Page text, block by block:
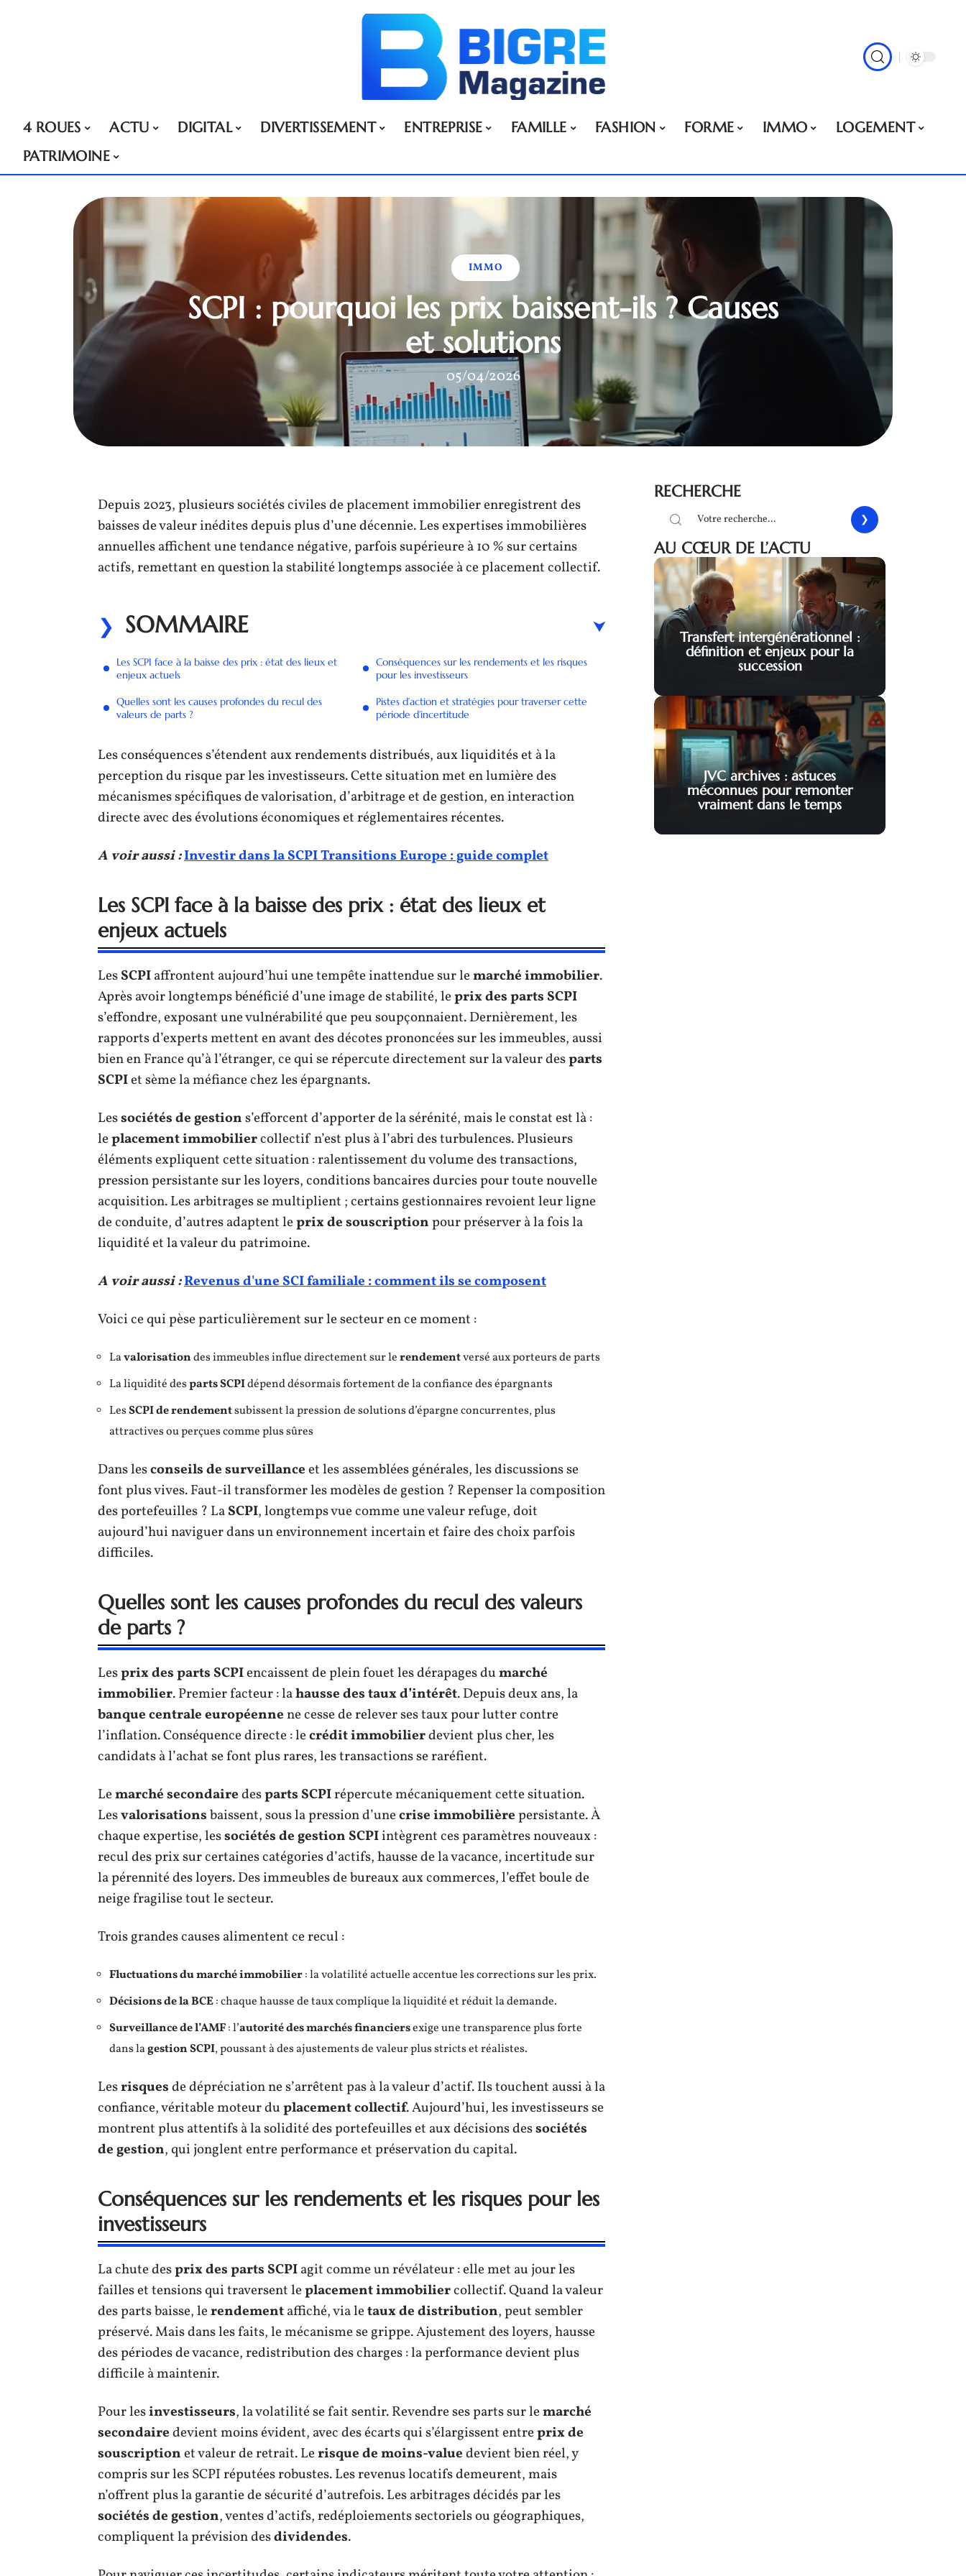
4 ROUES ACTU DIGITAL DIVERTISSEMENT ENTREPRISE FAMILLE FASHION FORME IMMO
LOGEMENT
PATRIMOINE
IMMO
SCPI : pourquoi les prix baissent-ils ? Causes
et solutions
05/04/2026
Depuis 2023, plusieurs sociétés civiles de placement immobilier enregistrent des
baisses de valeur inédites depuis plus d’une décennie. Les expertises immobilières
annuelles affichent une tendance négative, parfois supérieure à 10 % sur certains
actifs, remettant en question la stabilité longtemps associée à ce placement collectif.
SOMMAIRE
Les SCPI face à la baisse des prix : état des lieux et
enjeux actuels
Quelles sont les causes profondes du recul des
valeurs de parts ?
Conséquences sur les rendements et les risques
pour les investisseurs
Pistes d’action et stratégies pour traverser cette
période d’incertitude
Les conséquences s’étendent aux rendements distribués, aux liquidités et à la
perception du risque par les investisseurs. Cette situation met en lumière des
mécanismes spécifiques de valorisation, d’arbitrage et de gestion, en interaction
directe avec des évolutions économiques et réglementaires récentes.
A voir aussi :Investir dans la SCPI Transitions Europe : guide complet
Les SCPI face à la baisse des prix : état des lieux et
enjeux actuels
LesSCPIaffrontent aujourd’hui une tempête inattendue sur lemarché immobilier.
Après avoir longtemps bénéficié d’une image de stabilité, leprix des parts SCPI
s’effondre, exposant une vulnérabilité que peu soupçonnaient. Dernièrement, les
rapports d’experts mettent en avant des décotes prononcées sur les immeubles, aussi
bien en France qu’à l’étranger, ce qui se répercute directement sur la valeur desparts
SCPIet sème la méfiance chez les épargnants.
Lessociétés de gestions’efforcent d’apporter de la sérénité, mais le constat est là :
leplacement immobiliercollectif n’est plus à l’abri des turbulences. Plusieurs
éléments expliquent cette situation : ralentissement du volume des transactions,
pression persistante sur les loyers, conditions bancaires durcies pour toute nouvelle
acquisition. Les arbitrages se multiplient ; certains gestionnaires revoient leur ligne
de conduite, d’autres adaptent leprix de souscriptionpour préserver à la fois la
liquidité et la valeur du patrimoine.
A voir aussi :Revenus d'une SCI familiale : comment ils se composent
Voici ce qui pèse particulièrement sur le secteur en ce moment :
Lavalorisationdes immeubles influe directement sur lerendementversé aux porteurs de parts
La liquidité desparts SCPIdépend désormais fortement de la confiance des épargnants
LesSCPI de rendementsubissent la pression de solutions d’épargne concurrentes, plus
attractives ou perçues comme plus sûres
Dans lesconseils de surveillanceet les assemblées générales, les discussions se
font plus vives. Faut-il transformer les modèles de gestion ? Repenser la composition
des portefeuilles ? LaSCPI, longtemps vue comme une valeur refuge, doit
aujourd’hui naviguer dans un environnement incertain et faire des choix parfois
difficiles.
Quelles sont les causes profondes du recul des valeurs
de parts ?
Lesprix des parts SCPIencaissent de plein fouet les dérapages dumarché
immobilier. Premier facteur : lahausse des taux d’intérêt. Depuis deux ans, la
banque centrale européennene cesse de relever ses taux pour lutter contre
l’inflation. Conséquence directe : lecrédit immobilierdevient plus cher, les
candidats à l’achat se font plus rares, les transactions se raréfient.
Lemarché secondairedesparts SCPIrépercute mécaniquement cette situation.
Lesvalorisationsbaissent, sous la pression d’unecrise immobilièrepersistante. À
chaque expertise, lessociétés de gestion SCPIintègrent ces paramètres nouveaux :
recul des prix sur certaines catégories d’actifs, hausse de la vacance, incertitude sur
la pérennité des loyers. Des immeubles de bureaux aux commerces, l’effet boule de
neige fragilise tout le secteur.
Trois grandes causes alimentent ce recul :
Fluctuations du marché immobilier: la volatilité actuelle accentue les corrections sur les prix.
Décisions de la BCE: chaque hausse de taux complique la liquidité et réduit la demande.
Surveillance de l’AMF: l’autorité des marchés financiersexige une transparence plus forte
dans lagestion SCPI, poussant à des ajustements de valeur plus stricts et réalistes.
Lesrisquesde dépréciation ne s’arrêtent pas à la valeur d’actif. Ils touchent aussi à la
confiance, véritable moteur duplacement collectif. Aujourd’hui, les investisseurs se
montrent plus attentifs à la solidité des portefeuilles et aux décisions dessociétés
de gestion, qui jonglent entre performance et préservation du capital.
Conséquences sur les rendements et les risques pour les
investisseurs
La chute desprix des parts SCPIagit comme un révélateur : elle met au jour les
failles et tensions qui traversent leplacement immobiliercollectif. Quand la valeur
des parts baisse, lerendementaffiché, via letaux de distribution, peut sembler
préservé. Mais dans les faits, le mécanisme se grippe. Ajustement des loyers, hausse
des périodes de vacance, redistribution des charges : la performance devient plus
difficile à maintenir.
Pour lesinvestisseurs, la volatilité se fait sentir. Revendre ses parts sur lemarché
secondairedevient moins évident, avec des écarts qui s’élargissent entreprix de
souscriptionet valeur de retrait. Lerisque de moins-valuedevient bien réel, y
compris sur les SCPI réputées robustes. Les revenus locatifs demeurent, mais
n’offrent plus la garantie de sécurité d’autrefois. Les arbitrages décidés par les
sociétés de gestion, ventes d’actifs, redéploiements sectoriels ou géographiques,
compliquent la prévision desdividendes.
RECHERCHE
AU CŒUR DE L’ACTU
Transfert intergénérationnel :
définition et enjeux pour la
succession
JVC archives : astuces
méconnues pour remonter
vraiment dans le temps